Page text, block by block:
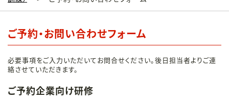
ご予約・お問い合わせフォーム
必要事項をご入力いただいてお問合せください。後日担当者よりご連
絡させていただきます。
ご予約企業向け研修